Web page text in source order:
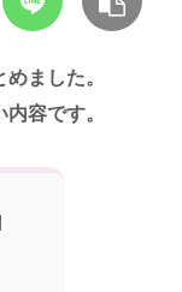
ました。
容です。